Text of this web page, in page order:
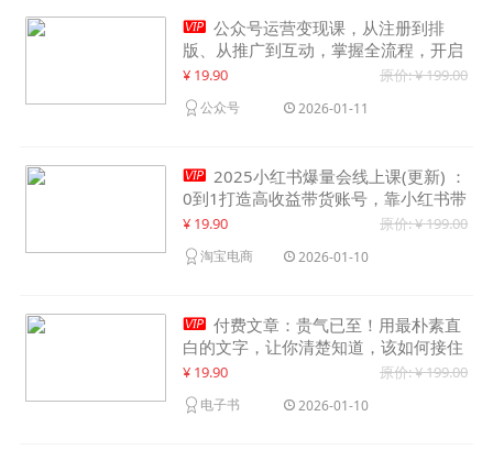
 公众号运营变现课，从注册到排
版、从推广到互动，掌握全流程，开启
个人品牌月入30000+
¥ 19.90 原价: ¥ 199.00
公众号 2026-01-11
 2025小红书爆量会线上课(更新) ：
0到1打造高收益带货账号，靠小红书带
货年入100w？机会来了！
¥ 19.90 原价: ¥ 199.00
淘宝电商 2026-01-10
 付费文章：贵气已至！用最朴素直
白的文字，让你清楚知道，该如何接住
这一次时代的泼天富贵
¥ 19.90 原价: ¥ 199.00
电子书 2026-01-10